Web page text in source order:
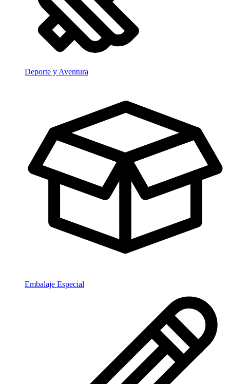
Deporte y Aventura
Embalaje Especial